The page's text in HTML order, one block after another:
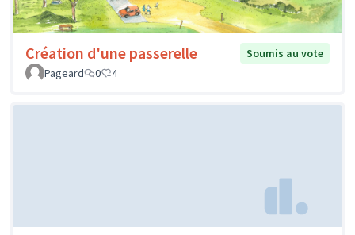
Création d'une passerelle
Soumis au vote
Pageard
0 4